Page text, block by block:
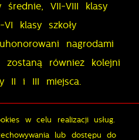
średnie, VII-VIII klasy
VI klasy szkoły
nagrodami
zostaną również kolejni
II i III miejsca.
poprawnej
w celu realizacji usług.
lub dostępu do